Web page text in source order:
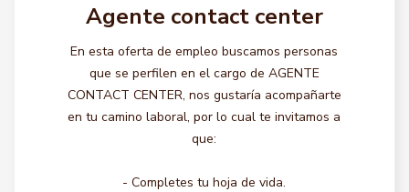
Agente contact center
En esta oferta de empleo buscamos personas
que se perfilen en el cargo de AGENTE
CONTACT CENTER, nos gustaría acompañarte
en tu camino laboral, por lo cual te invitamos a
que:
- Completes tu hoja de vida.